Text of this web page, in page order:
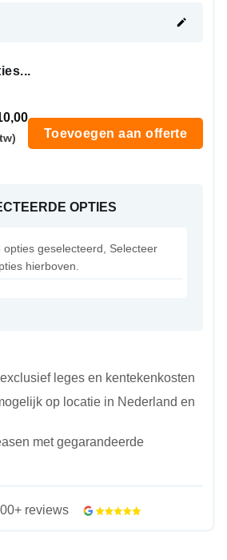
Toevoegen aan offerte
OPTIES
opties geselecteerd, Selecteer
hierboven.
leges en kentekenkosten
op locatie in Nederland en
met gegarandeerde
reviews